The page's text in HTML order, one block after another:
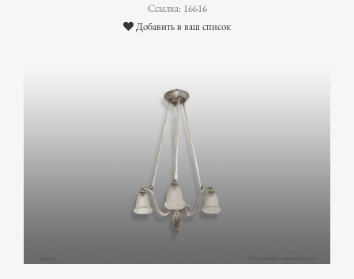
Ссылка: 16616
Добавить в ваш список